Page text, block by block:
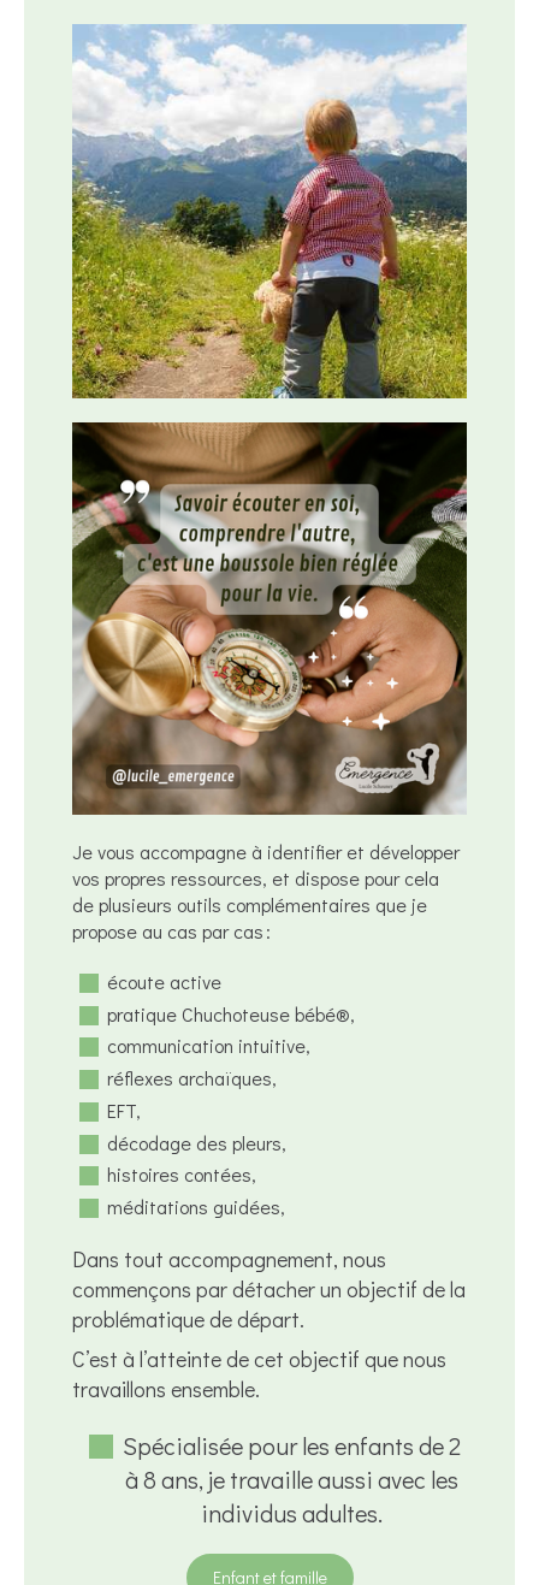
Je vous accompagne à identifier et développer
vos propres ressources, et dispose pour cela
de plusieurs outils complémentaires que je
propose au cas par cas :
écoute active
pratique Chuchoteuse bébé®️,
communication intuitive,
réflexes archaïques,
EFT,
décodage des pleurs,
histoires contées,
méditations guidées,
Dans tout accompagnement, nous
commençons par détacher un objectif de la
problématique de départ.
C’est à l’atteinte de cet objectif que nous
travaillons ensemble.
Spécialisée pour les enfants de 2
à 8 ans, je travaille aussi avec les
individus adultes.
Enfant et famille